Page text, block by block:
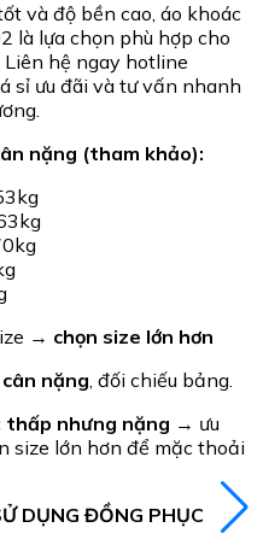
và độ bền cao, áo khoác
là lựa chọn phù hợp cho
hệ ngay hotline
sỉ ưu đãi và tư vấn nhanh
nặng (tham khảo):
→ chọn size lớn hơn
cân nặng, đối chiếu bảng.
thấp nhưng nặng → ưu
size lớn hơn để mặc thoải
DỤNG ĐỒNG PHỤC